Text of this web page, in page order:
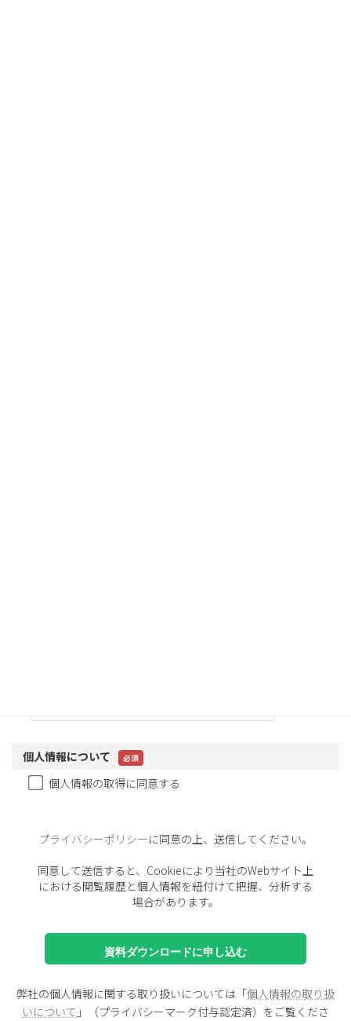
個人情報について
個人情報の取得に同意する
プライバシーポリシー に同意の上、送信してください。
同意して送信すると、Cookieにより当社のWebサイト上
における閲覧履歴と個人情報を紐付けて把握、分析する
場合があります。
弊社の個人情報に関する取り扱いについては「個人情報の取り扱
いについて 」（プライバシーマーク付与認定済）をご覧くださ